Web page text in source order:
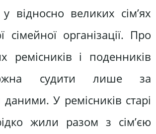
відносно великих сім’ях
сімейної організації. Про
ремісників і поденників
судити лише за
У ремісників старі
жили разом з сім’єю